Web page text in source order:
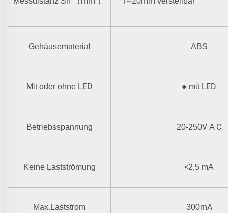
Gehäusematerial ABS
Mit oder ohne LED ● mit LED
Betriebsspannung 20-250V A C
Keine Lastströmung <2,5 mA
Max.Laststrom 300mA